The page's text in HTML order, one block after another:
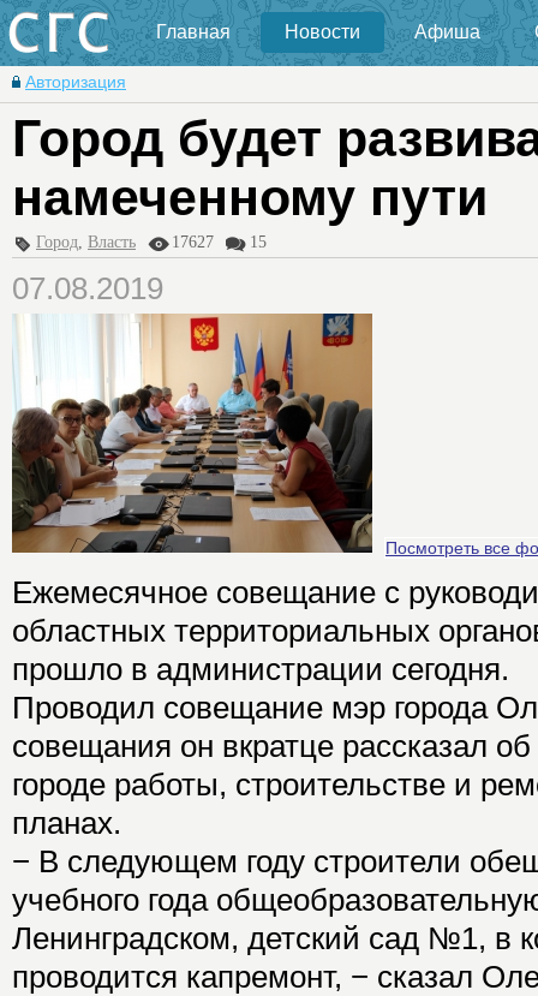
Главная Новости Афиша
Авторизация
Город будет
намеченному пути
Город, Власть 17627 15
07.08.2019
Посмотреть все
Ежемесячное совещание с
областных территориальных
прошло в администрации сегодня.
Проводил совещание мэр города
совещания он вкратце рассказал
городе работы, строительстве и
планах.
− В следующем году строители
учебного года
Ленинградском, детский сад №1, в
проводится капремонт, − сказал